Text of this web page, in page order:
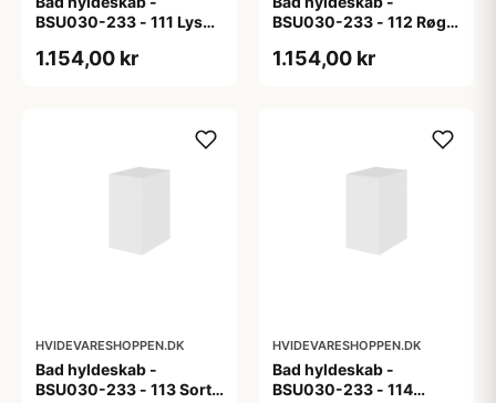
BSU030-233 - 111 Lys
1.154,00 kr
BSU030-233 - 112 Røget
1.154,00 kr
HVIDEVARESHOPPEN.DK
Bad hyldeskab -
BSU030-233 - 113 Sort
HVIDEVARESHOPPEN.DK
Bad hyldeskab -
BSU030-233 - 114